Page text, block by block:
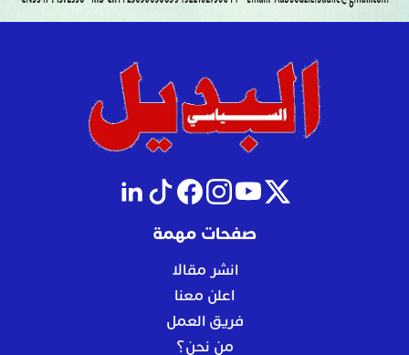
صفحات مهمة
انشر مقالا
اعلن معنا
فريق العمل
من نحن؟